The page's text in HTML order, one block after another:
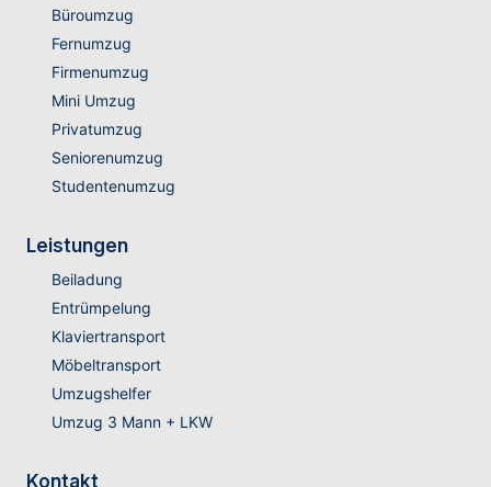
Büroumzug
Fernumzug
Firmenumzug
Mini Umzug
Privatumzug
Seniorenumzug
Studentenumzug
Leistungen
Beiladung
Entrümpelung
Klaviertransport
Möbeltransport
Umzugshelfer
Umzug 3 Mann + LKW
Kontakt